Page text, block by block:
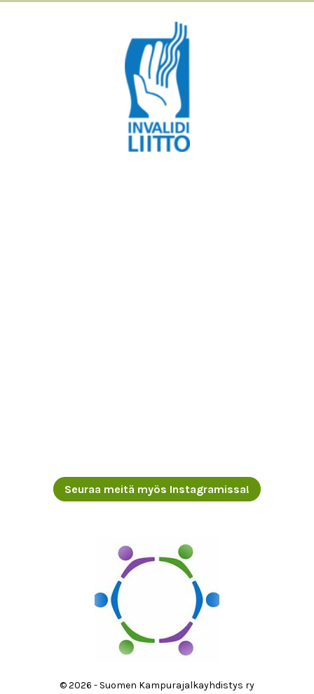
Seuraa meitä myös Instagramissa!
© 2026 - Suomen Kampurajalkayhdistys ry